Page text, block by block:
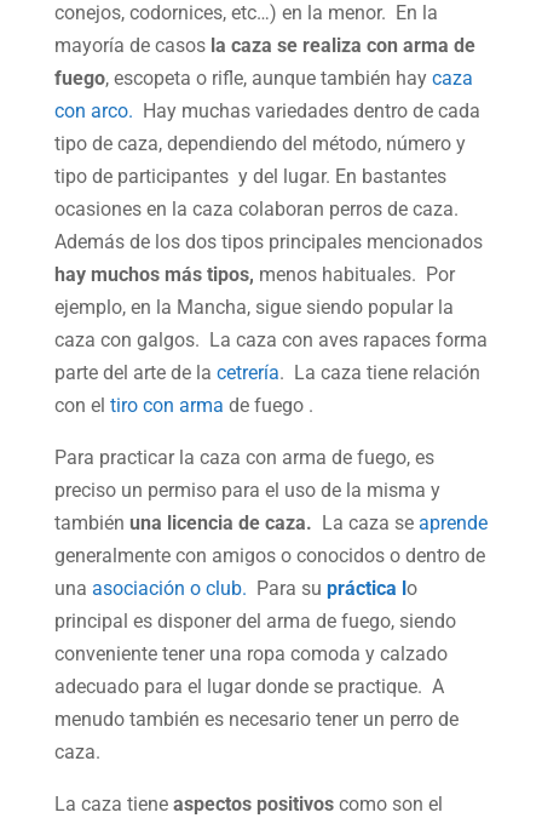
conejos, codornices, etc…) en la menor. En la
mayoría de casosla caza se realiza con arma de
fuego, escopeta o rifle, aunque también hay caza
con arco. Hay muchas variedades dentro de cada
tipo de caza, dependiendo del método, número y
tipo de participantes y del lugar. En bastantes
ocasiones en la caza colaboran perros de caza.
Además de los dos tipos principales mencionados
hay muchos más tipos, menos habituales. Por
ejemplo, en la Mancha, sigue siendo popular la
caza con galgos. La caza con aves rapaces forma
parte del arte de la cetrería. La caza tiene relación
con el tiro con arma de fuego .
Para practicar la caza con arma de fuego, es
preciso un permiso para el uso de la misma y
también una licencia de caza. La caza seaprende
generalmente con amigos o conocidos o dentro de
una asociación o club. Para su práctica lo
principal es disponer del arma de fuego, siendo
conveniente tener una ropa comoda y calzado
adecuado para el lugar donde se practique. A
menudo también es necesario tener un perro de
caza.
La caza tiene aspectos positivoscomo son el